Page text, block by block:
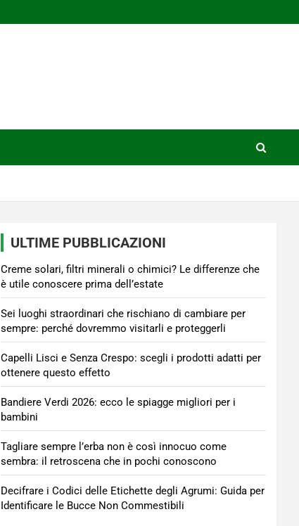
ULTIME PUBBLICAZIONI
Creme solari, filtri minerali o chimici? Le differenze che
è utile conoscere prima dell’estate
Sei luoghi straordinari che rischiano di cambiare per
sempre: perché dovremmo visitarli e proteggerli
Capelli Lisci e Senza Crespo: scegli i prodotti adatti per
ottenere questo effetto
Bandiere Verdi 2026: ecco le spiagge migliori per i
bambini
Tagliare sempre l’erba non è così innocuo come
sembra: il retroscena che in pochi conoscono
Decifrare i Codici delle Etichette degli Agrumi: Guida per
Identificare le Bucce Non Commestibili